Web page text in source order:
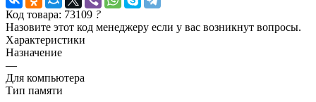
Код товара: 73109 ?
Назовите этот код менеджеру если у вас возникнут вопросы.
Характеристики
Назначение
—
Для компьютера
Тип памяти